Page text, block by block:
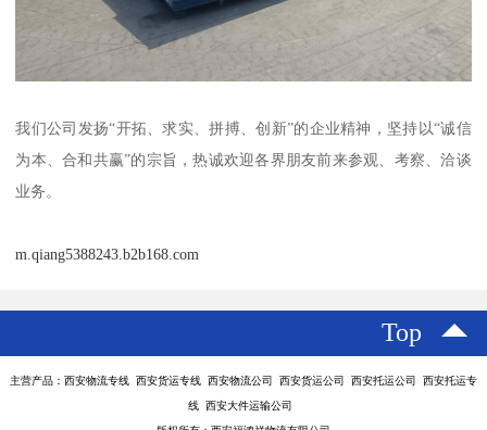
我们公司发扬“开拓、求实、拼搏、创新”的企业精神，坚持以“诚信
为本、合和共赢”的宗旨，热诚欢迎各界朋友前来参观、考察、洽谈
业务。
m.qiang5388243.b2b168.com
Top
主营产品：西安物流专线 西安货运专线 西安物流公司 西安货运公司 西安托运公司 西安托运专
线 西安大件运输公司